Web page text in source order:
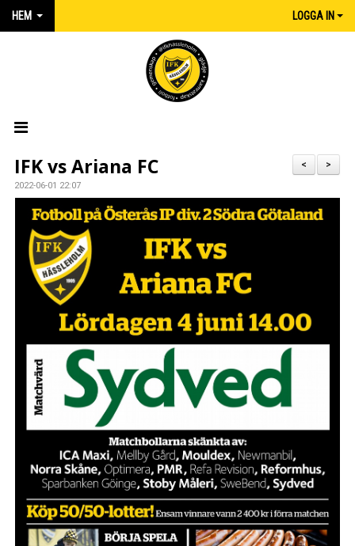
HEM LOGGA IN
HEM
MATCHER
KALENDER
IFK:AREN
KLUBBSHOP INTERSPORT
IFK GER TILLBAKA
50/50 LOTTERIET
IFK TIPSET 2026
VM-TIPSET 2026
>
<
IFK vs Ariana FC
2022-06-01 22:07